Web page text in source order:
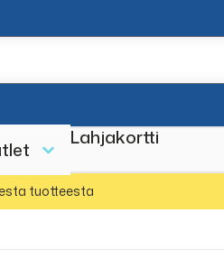
Lahjakortti
tuotteesta